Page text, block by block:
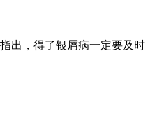
出，得了银屑病一定要及时